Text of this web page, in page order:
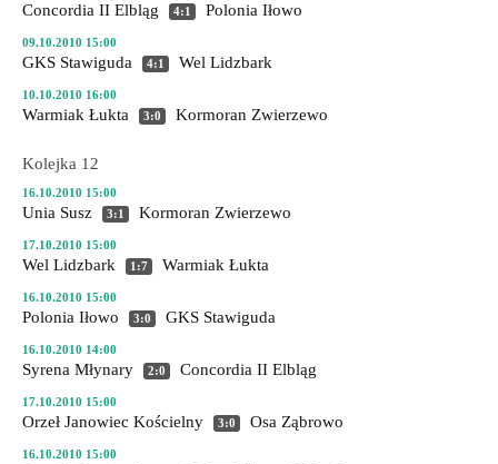
Concordia II Elbląg 4:1 Polonia Iłowo
09.10.2010 15:00
GKS Stawiguda 4:1 Wel Lidzbark
10.10.2010 16:00
Warmiak Łukta 3:0 Kormoran Zwierzewo
Kolejka 12
16.10.2010 15:00
Unia Susz 3:1 Kormoran Zwierzewo
17.10.2010 15:00
Wel Lidzbark 1:7 Warmiak Łukta
16.10.2010 15:00
Polonia Iłowo 3:0 GKS Stawiguda
16.10.2010 14:00
Syrena Młynary 2:0 Concordia II Elbląg
17.10.2010 15:00
Orzeł Janowiec Kościelny 3:0 Osa Ząbrowo
16.10.2010 15:00